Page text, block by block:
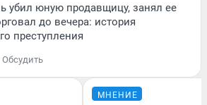
убил юную продавщицу, занял ее
до вечера: история
преступления
Обсудить
МНЕНИЕ